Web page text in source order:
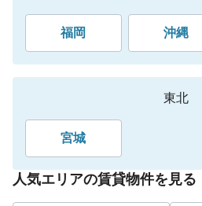
福岡 沖縄
東北
宮城
人気エリアの賃貸物件を見る